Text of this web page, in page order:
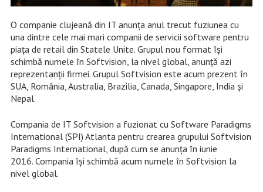
O companie clujeană din IT anunţa anul trecut fuziunea cu
una dintre cele mai mari companii de servicii software pentru
piaţa de retail din Statele Unite. Grupul nou format îşi
schimbă numele în Softvision, la nivel global, anunţă azi
reprezentanţii firmei. Grupul Softvision este acum prezent în
SUA, România, Australia, Brazilia, Canada, Singapore, India și
Nepal.
Compania de IT Softvision a fuzionat cu Software Paradigms
International (SPI) Atlanta pentru crearea grupului Softvision
Paradigms International, după cum se anunţa în iunie
2016. Compania îşi schimbă acum numele în Softvision la
nivel global.